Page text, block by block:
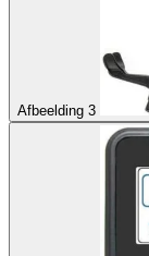
Afbeelding 3